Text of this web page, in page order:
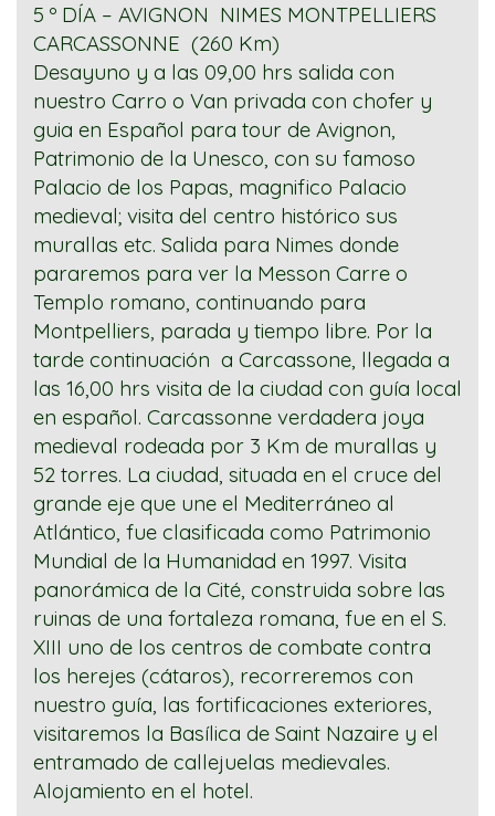
5 º DÍA – AVIGNON NIMES MONTPELLIERS
CARCASSONNE (260 Km)
Desayuno y a las 09,00 hrs salida con
nuestro Carro o Van privada con chofer y
guia en Español para tour de Avignon,
Patrimonio de la Unesco, con su famoso
Palacio de los Papas, magnifico Palacio
medieval; visita del centro histórico sus
murallas etc. Salida para Nimes donde
pararemos para ver la Messon Carre o
Templo romano, continuando para
Montpelliers, parada y tiempo libre. Por la
tarde continuación a Carcassone, llegada a
las 16,00 hrs visita de la ciudad con guía local
en español. Carcassonne verdadera joya
medieval rodeada por 3 Km de murallas y
52 torres. La ciudad, situada en el cruce del
grande eje que une el Mediterráneo al
Atlántico, fue clasificada como Patrimonio
Mundial de la Humanidad en 1997. Visita
panorámica de la Cité, construida sobre las
ruinas de una fortaleza romana, fue en el S.
XIII uno de los centros de combate contra
los herejes (cátaros), recorreremos con
nuestro guía, las fortificaciones exteriores,
visitaremos la Basílica de Saint Nazaire y el
entramado de callejuelas medievales.
Alojamiento en el hotel.